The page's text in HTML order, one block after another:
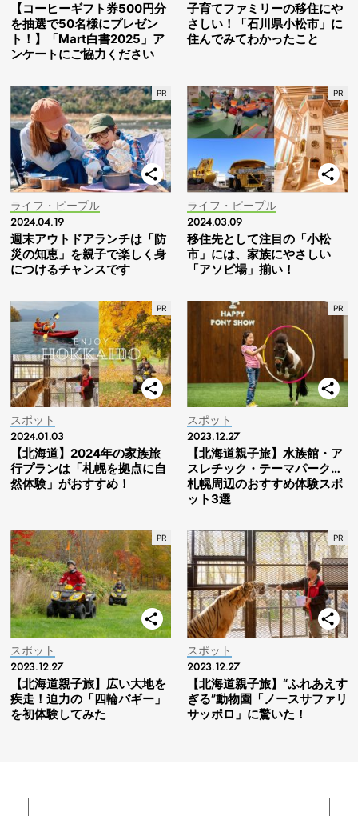
【コーヒーギフト券500円分
を抽選で50名様にプレゼン
ト！】「Mart白書2025」ア
ンケートにご協力ください
子育てファミリーの移住にや
さしい！「石川県小松市」に
住んでみてわかったこと
ライフ・ピープル
2024.04.19
週末アウトドアランチは「防
災の知恵」を親子で楽しく身
につけるチャンスです
ライフ・ピープル
2024.03.09
移住先として注目の「小松
市」には、家族にやさしい
「アソビ場」揃い！
スポット
2024.01.03
【北海道】2024年の家族旅
行プランは「札幌を拠点に自
然体験」がおすすめ！
スポット
2023.12.27
【北海道親子旅】水族館・ア
スレチック・テーマパーク…
札幌周辺のおすすめ体験スポ
ット3選
スポット
2023.12.27
【北海道親子旅】広い大地を
疾走！迫力の「四輪バギー」
を初体験してみた
スポット
2023.12.27
【北海道親子旅】“ふれあえす
ぎる”動物園「ノースサファリ
サッポロ」に驚いた！